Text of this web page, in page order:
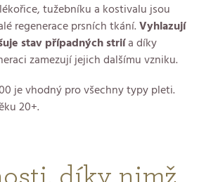
tužebníku a kostivalu jsou
regenerace prsních tkání.Vyhlazují
stav případných striía díky
zamezují jejich dalšímu vzniku.
je vhodný pro všechny typy pleti.
20+.
díky nimž